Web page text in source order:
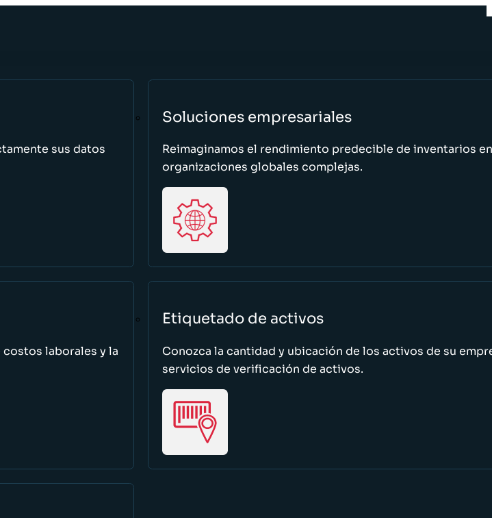
sus datos
Soluciones empresariales
Reimaginamos el rendimiento predecible de inventarios en
organizaciones globales complejas.
laborales y la
Etiquetado de activos
Conozca la cantidad y ubicación de los activos de su
servicios de verificación de activos.